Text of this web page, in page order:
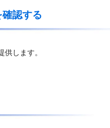
認する
します。